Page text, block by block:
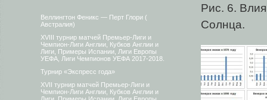
Веллингтон Феникс — Перт Глори (
Австралия)
XVIII турнир матчей Премьер-Лиги и
Чемпион-Лиги Англии, Кубков Англии и
Лиги, Примеры Испании, Лиги Европы
УЕФА, Лиги Чемпионов УЕФА 2017-2018.
Турнир «Экспресс года»
XVII турнир матчей Премьер-Лиги и
Чемпион-Лиги Англии, Кубков Англии и
Рис. 6.
Солнца.